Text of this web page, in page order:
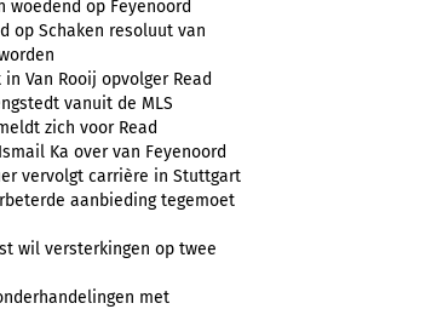
woedend op Feyenoord
op Schaken resoluut van
Van Rooij opvolger Read
vanuit de MLS
zich voor Read
Ka over van Feyenoord
vervolgt carrière in Stuttgart
aanbieding tegemoet
wil versterkingen op twee
met